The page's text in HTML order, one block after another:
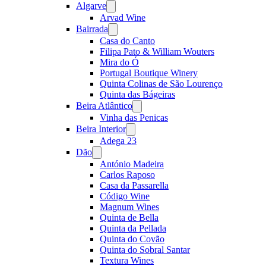
Algarve
menu
Arvad Wine
Bairrada
menu
Casa do Canto
Filipa Pato & William Wouters
Mira do Ó
Portugal Boutique Winery
Quinta Colinas de São Lourenço
Quinta das Bágeiras
Beira Atlântico
menu
Vinha das Penicas
Beira Interior
menu
Adega 23
Dão
menu
António Madeira
Carlos Raposo
Casa da Passarella
Código Wine
Magnum Wines
Quinta de Bella
Quinta da Pellada
Quinta do Covão
Quinta do Sobral Santar
Textura Wines